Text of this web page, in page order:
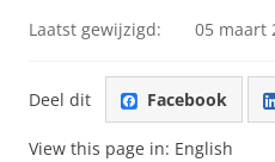
Laatst gewijzigd: 05 maart
Deel dit Facebook
View this page in: English